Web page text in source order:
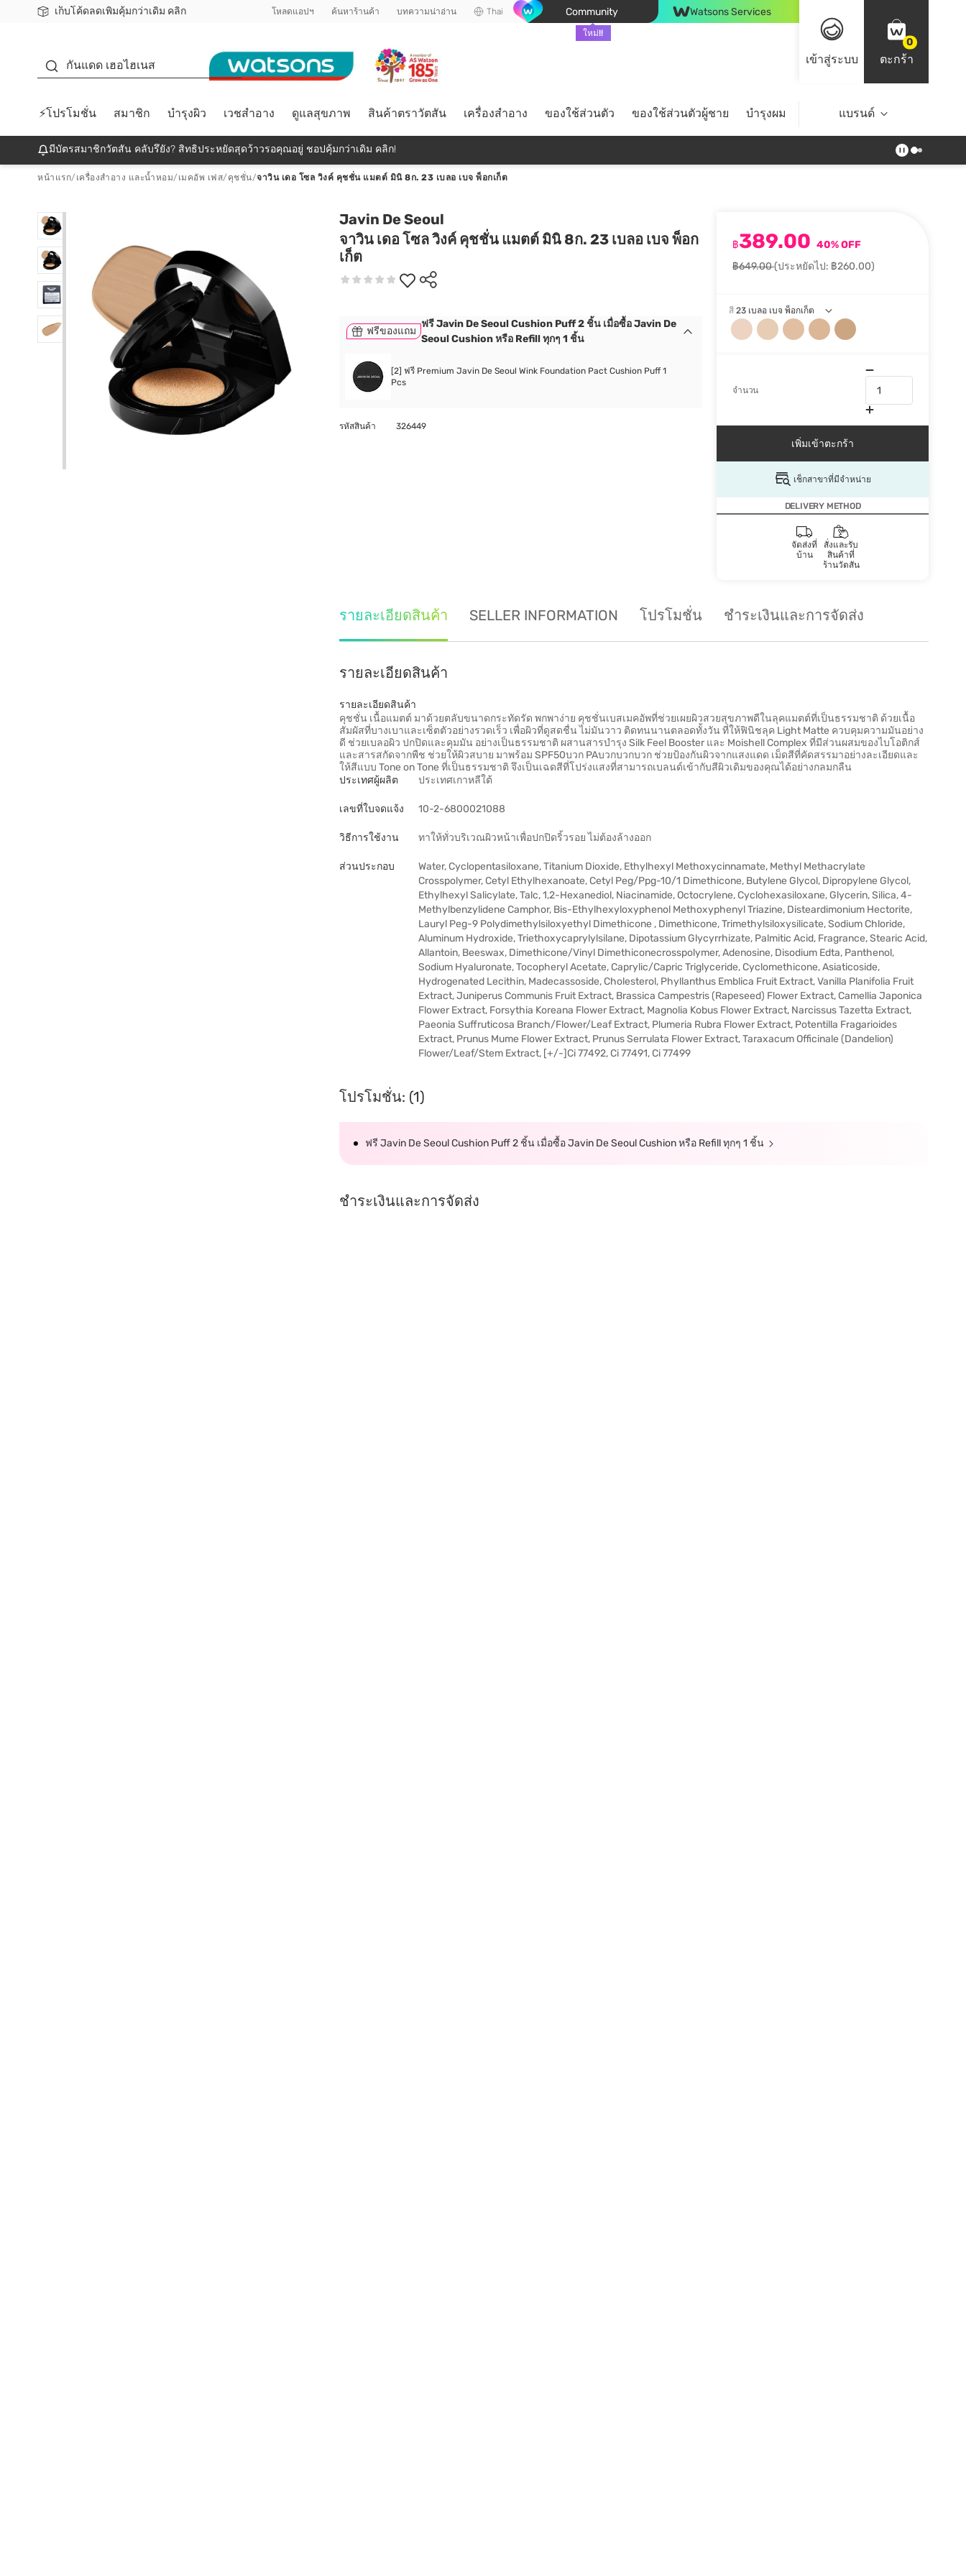
เก็บโค้ดลดเพิ่มคุ้มกว่าเดิม คลิก
ชอปออนไลน์ครั้งแรก ลดเพิ่มจุก ๆ 10%! 🎉
📦ส่งฟรี! เมื่อชอป 499฿
สมาชิกวัตสัน คลับดียังไง? โหลดแอปฯ ค้นหาร้านค้า บทความน่าอ่าน Thai Community
ใหม่!!
Watsons Services
เข้าสู่ระบบ
0
ตะกร้า
กันแดด เฮอไฮเนส
⚡โปรโมชั่น สมาชิก บำรุงผิว เวชสำอาง ดูแลสุขภาพ สินค้าตราวัตสัน เครื่องสำอาง ของใช้ส่วนตัว ของใช้ส่วนตัวผู้ชาย บำรุงผม ไลฟ์สไตล์ Top Brands
แบรนด์
มีบัตรสมาชิกวัตสัน คลับรึยัง? สิทธิประหยัดสุดว้าวรอคุณอยู่ ชอปคุ้มกว่าเดิม คลิก!
หน้าแรก/ เครื่องสำอาง และน้ำหอม/ เมคอัพ เฟส/ คุชชั่น/จาวิน เดอ โซล วิงค์ คุชชั่น แมตต์ มินิ 8ก. 23 เบลอ เบจ พ็อกเก็ต
Javin De Seoul
จาวิน เดอ โซล วิงค์ คุชชั่น แมตต์ มินิ 8ก. 23 เบลอ เบจ พ็อก
เก็ต
฿389.00 40% OFF
฿649.00(ประหยัดไป: ฿260.00)
สี 23 เบลอ เบจ พ็อกเก็ต
จำนวน
เพิ่มเข้าตะกร้า
เช็กสาขาที่มีจำหน่าย
DELIVERY METHOD
จัดส่งที่
บ้าน
สั่งและรับ
สินค้าที่
ร้านวัตสัน
ฟรีของแถม
ฟรี Javin De Seoul Cushion Puff 2 ชิ้น เมื่อซื้อ Javin De
Seoul Cushion หรือ Refill ทุกๆ 1 ชิ้น
[2] ฟรี Premium Javin De Seoul Wink Foundation Pact Cushion Puff 1
Pcs
รหัสสินค้า 326449
รายละเอียดสินค้า SELLER INFORMATION โปรโมชั่น ชำระเงินและการจัดส่ง
รายละเอียดสินค้า
รายละเอียดสินค้า
คุชชั่น เนื้อแมตต์ มาด้วยตลับขนาดกระทัดรัด พกพาง่าย คุชชั่นเบสเมคอัพที่ช่วยเผยผิวสวยสุขภาพดีในลุคแมตต์ที่เป็นธรรมชาติ ด้วยเนื้อ
สัมผัสที่บางเบาและเซ็ตตัวอย่างรวดเร็ว เพื่อผิวที่ดูสดชื่น ไม่มันวาว ติดทนนานตลอดทั้งวัน ที่ให้ฟินิชลุค Light Matte ควบคุมความมันอย่าง
ดี ช่วยเบลอผิว ปกปิดและคุมมัน อย่างเป็นธรรมชาติ ผสานสารบำรุง Silk Feel Booster และ Moishell Complex ที่มีส่วนผสมของไบโอติกส์
และสารสกัดจากพืช ช่วยให้ผิวสบาย มาพร้อม SPF50บวก PAบวกบวกบวก ช่วยป้องกันผิวจากแสงแดด เม็ดสีที่คัดสรรมาอย่างละเอียดและ
ให้สีแบบ Tone on Tone ที่เป็นธรรมชาติ จึงเป็นเฉดสีที่โปร่งแสงที่สามารถเบลนด์เข้ากับสีผิวเดิมของคุณได้อย่างกลมกลืน
ประเทศผู้ผลิต
ประเทศเกาหลีใต้
เลขที่ใบจดแจ้ง 10-2-6800021088
วิธีการใช้งาน ทาให้ทั่วบริเวณผิวหน้าเพื่อปกปิดริ้วรอย ไม่ต้องล้างออก
ส่วนประกอบ
Water, Cyclopentasiloxane, Titanium Dioxide, Ethylhexyl Methoxycinnamate, Methyl Methacrylate
Crosspolymer, Cetyl Ethylhexanoate, Cetyl Peg/Ppg-10/1 Dimethicone, Butylene Glycol, Dipropylene Glycol,
Ethylhexyl Salicylate, Talc, 1,2-Hexanediol, Niacinamide, Octocrylene, Cyclohexasiloxane, Glycerin, Silica, 4-
Methylbenzylidene Camphor, Bis-Ethylhexyloxyphenol Methoxyphenyl Triazine, Disteardimonium Hectorite,
Lauryl Peg-9 Polydimethylsiloxyethyl Dimethicone , Dimethicone, Trimethylsiloxysilicate, Sodium Chloride,
Aluminum Hydroxide, Triethoxycaprylylsilane, Dipotassium Glycyrrhizate, Palmitic Acid, Fragrance, Stearic Acid,
Allantoin, Beeswax, Dimethicone/Vinyl Dimethiconecrosspolymer, Adenosine, Disodium Edta, Panthenol,
Sodium Hyaluronate, Tocopheryl Acetate, Caprylic/Capric Triglyceride, Cyclomethicone, Asiaticoside,
Hydrogenated Lecithin, Madecassoside, Cholesterol, Phyllanthus Emblica Fruit Extract, Vanilla Planifolia Fruit
Extract, Juniperus Communis Fruit Extract, Brassica Campestris (Rapeseed) Flower Extract, Camellia Japonica
Flower Extract, Forsythia Koreana Flower Extract, Magnolia Kobus Flower Extract, Narcissus Tazetta Extract,
Paeonia Suffruticosa Branch/Flower/Leaf Extract, Plumeria Rubra Flower Extract, Potentilla Fragarioides
Extract, Prunus Mume Flower Extract, Prunus Serrulata Flower Extract, Taraxacum Officinale (Dandelion)
Flower/Leaf/Stem Extract, [+/-]Ci 77492, Ci 77491, Ci 77499
โปรโมชั่น: (1)
ฟรี Javin De Seoul Cushion Puff 2 ชิ้น เมื่อซื้อ Javin De Seoul Cushion หรือ Refill ทุกๆ 1 ชิ้น
ชำระเงินและการจัดส่ง